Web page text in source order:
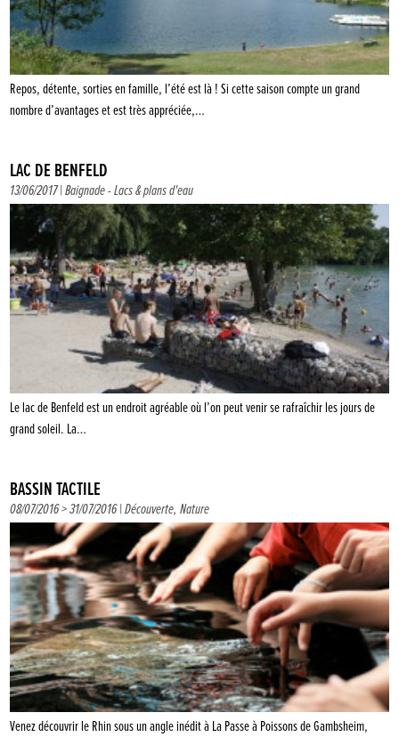
Repos, détente, sorties en famille, l’été est là ! Si cette saison compte un grand
nombre d’avantages et est très appréciée,…
LAC DE BENFELD
13/06/2017 |Baignade-Lacs & plans d'eau
Le lac de Benfeld est un endroit agréable où l’on peut venir se rafraîchir les jours de
grand soleil. La…
BASSIN TACTILE
08/07/2016 > 31/07/2016 |Découverte,Nature
Venez découvrir le Rhin sous un angle inédit à La Passe à Poissons de Gambsheim,